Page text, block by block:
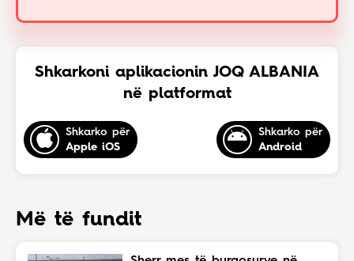
Shkarkoni aplikacionin JOQ ALBANIA
në platformat
Shkarko për
Apple iOS
Shkarko për
Android
Më të fundit